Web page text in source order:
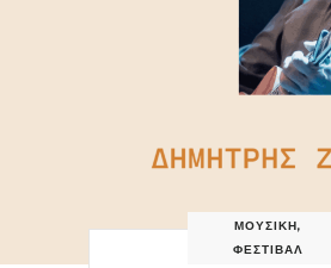
ΜΟΥΣΙΚΗ,
ΦΕΣΤΙΒΑΛ